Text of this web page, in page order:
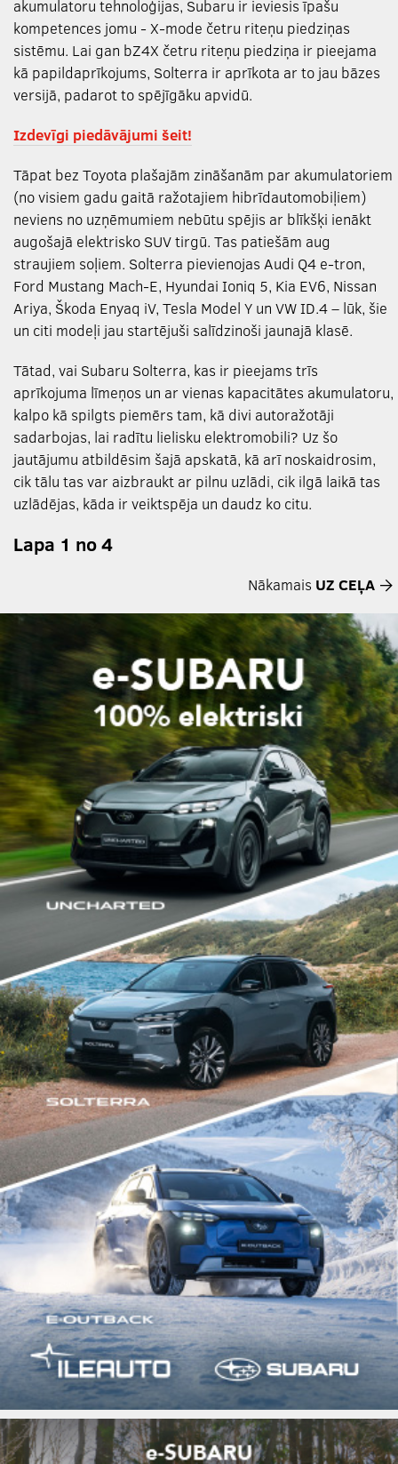
akumulatoru tehnoloģijas, Subaru ir ieviesis īpašu
kompetences jomu - X-mode četru riteņu piedziņas
sistēmu. Lai gan bZ4X četru riteņu piedziņa ir pieejama
kā papildaprīkojums, Solterra ir aprīkota ar to jau bāzes
versijā, padarot to spējīgāku apvidū.
Izdevīgi piedāvājumi šeit!
Tāpat bez Toyota plašajām zināšanām par akumulatoriem
(no visiem gadu gaitā ražotajiem hibrīdautomobiļiem)
neviens no uzņēmumiem nebūtu spējis ar blīkšķi ienākt
augošajā elektrisko SUV tirgū. Tas patiešām aug
straujiem soļiem. Solterra pievienojas Audi Q4 e-tron,
Ford Mustang Mach-E, Hyundai Ioniq 5, Kia EV6, Nissan
Ariya, Škoda Enyaq iV, Tesla Model Y un VW ID.4 – lūk, šie
un citi modeļi jau startējuši salīdzinoši jaunajā klasē.
Tātad, vai Subaru Solterra, kas ir pieejams trīs
aprīkojuma līmeņos un ar vienas kapacitātes akumulatoru,
kalpo kā spilgts piemērs tam, kā divi autoražotāji
sadarbojas, lai radītu lielisku elektromobili? Uz šo
jautājumu atbildēsim šajā apskatā, kā arī noskaidrosim,
cik tālu tas var aizbraukt ar pilnu uzlādi, cik ilgā laikā tas
uzlādējas, kāda ir veiktspēja un daudz ko citu.
Lapa 1 no 4
Nākamais UZ CEĻA